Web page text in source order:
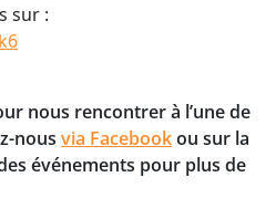
sur :
nous rencontrer à l’une de
nous via Facebookou sur la
événements pour plus de